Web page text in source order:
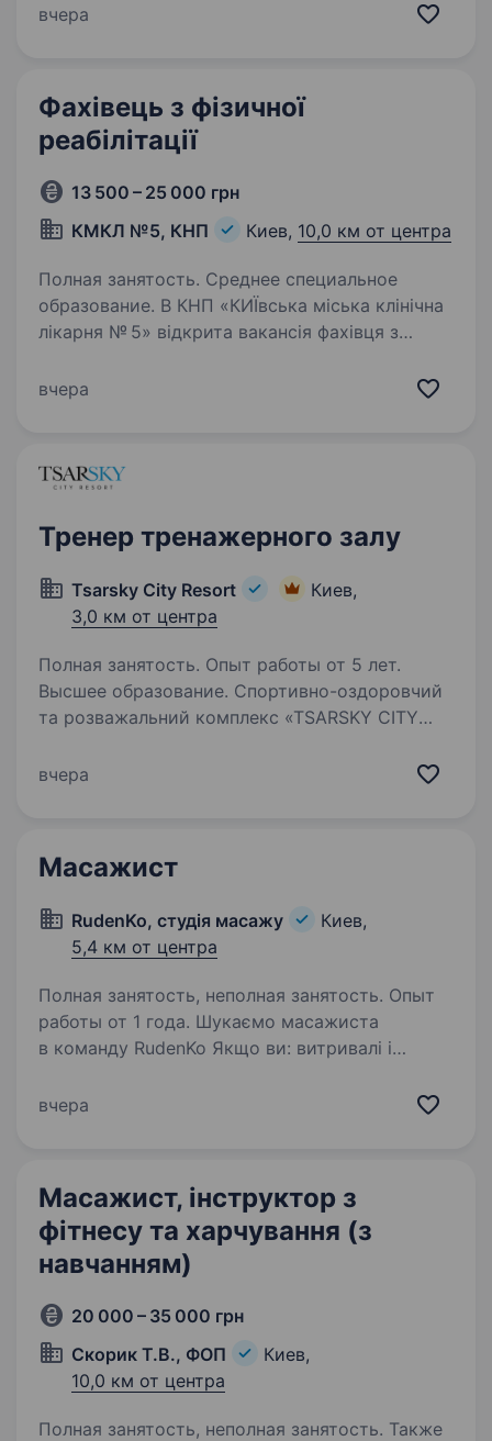
спеціалізується на консервативному лікуванні
вчера
Фахівець з фізичної
реабілітації
13 500 – 25 000 грн
КМКЛ №5, КНП
Киев, 10,0 км от центра
Полная занятость. Среднее специальное
образование. В КНП «КИЇвська міська клінічна
лікарня № 5» відкрита вакансія фахівця з
терапевта / асистента ерготерапевта)
вчера
Тренер тренажерного залу
Tsarsky City Resort
Киев,
3,0 км от центра
Полная занятость. Опыт работы от 5 лет.
Высшее образование. Спортивно-оздоровчий
та розважальний комплекс «TSARSKY CITY
тренажерного залу. Обов’язки: Проведення
вчера
Масажист
RudenKo, студія масажу
Киев,
5,4 км от центра
Полная занятость, неполная занятость. Опыт
работы от 1 года. Шукаємо масажиста
в команду RudenKo Якщо ви: витривалі і
більше масажів/день) маєте гарні навички та
вчера
Масажист, інструктор з
фітнесу та харчування (з
навчанням)
20 000 – 35 000 грн
Скорик Т.В., ФОП
Киев,
10,0 км от центра
Полная занятость, неполная занятость. Также